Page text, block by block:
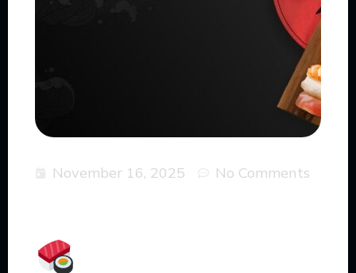
November 16, 2025 No Comments